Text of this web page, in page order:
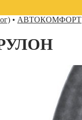
• АВТОКОМФОРТ
РУЛОН